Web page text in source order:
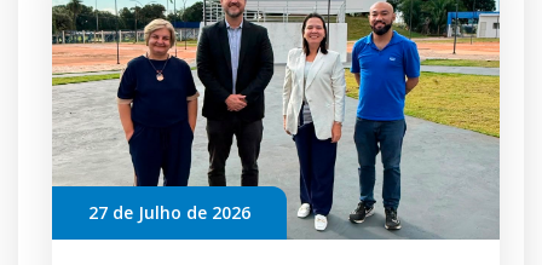
27 de Julho de 2026